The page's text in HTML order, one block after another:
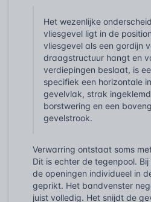
Het wezenlijke
vliesgevel ligt in de
vliesgevel als een gordijn
draagstructuur hangt en
verdiepingen beslaat, is
specifiek een horizontale
gevelvlak, strak
borstwering en een
gevelstrook.
Verwarring ontstaat soms
Dit is echter de tegenpool.
de openingen individueel in
geprikt. Het bandvenster
juist volledig. Het snijdt de